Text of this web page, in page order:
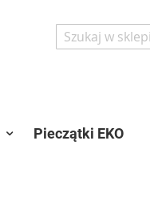
Pieczątki EKO